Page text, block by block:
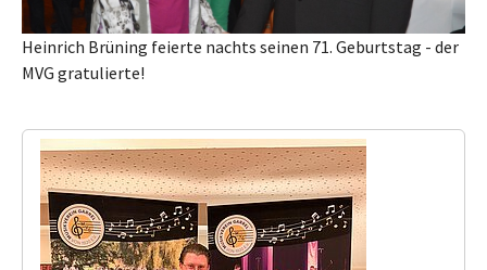
Heinrich Brüning feierte nachts seinen 71. Geburtstag - der
MVG gratulierte!